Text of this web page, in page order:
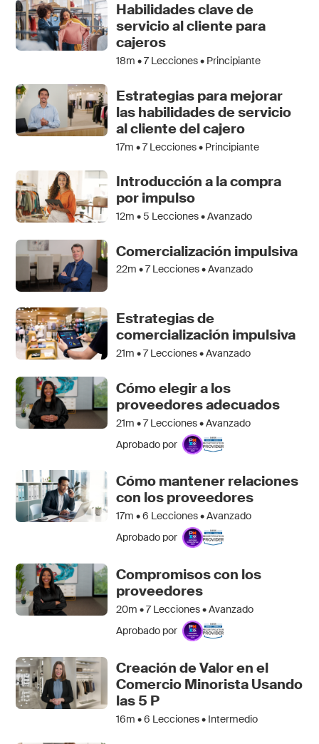
Habilidades clave de
servicio al cliente para
cajeros
18m •7Lecciones • Principiante
Estrategias para mejorar
las habilidades de servicio
al cliente del cajero
17m •7Lecciones • Principiante
Introducción a la compra
por impulso
12m •5 Lecciones • Avanzado
Comercialización impulsiva
22m •7Lecciones • Avanzado
Estrategias de
comercialización impulsiva
21m •7Lecciones • Avanzado
Cómo elegir a los
proveedores adecuados
21m •7Lecciones • Avanzado
Aprobado por
Cómo mantener relaciones
con los proveedores
17m •6 Lecciones • Avanzado
Aprobado por
Compromisos con los
proveedores
20m •7Lecciones • Avanzado
Aprobado por
Creación de Valor en el
Comercio Minorista Usando
las 5 P
16m •6 Lecciones • Intermedio